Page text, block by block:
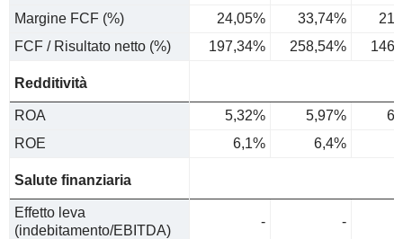
Margine FCF (%)
24,05% 33,74%
FCF / Risultato netto (%)
197,34% 258,54%
Redditività
ROA 5,32% 5,97%
ROE
6,1% 6,4%
Salute finanziaria
Effetto leva
(indebitamento/EBITDA)
- -